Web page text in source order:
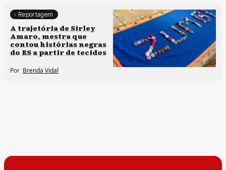
Memória e patrimônio
Reportagem
A trajetória de Sirley
Amaro, mestra que
contou histórias negras
do RS a partir de tecidos
Por Brenda Vidal